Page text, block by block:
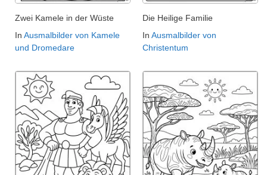
Zwei Kamele in der Wüste
In Ausmalbilder von Kamele
und Dromedare
Die Heilige Familie
In Ausmalbilder von
Christentum